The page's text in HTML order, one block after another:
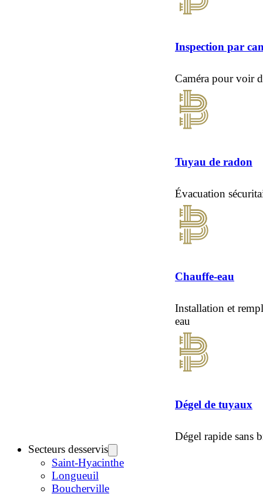
Inspection par
Caméra pour voir
Tuyau de radon
Évacuation
Chauffe-eau
Installation et
eau
Dégel de tuyaux
Dégel rapide sans
Secteurs desservis
Saint-Hyacinthe
Longueuil
Boucherville